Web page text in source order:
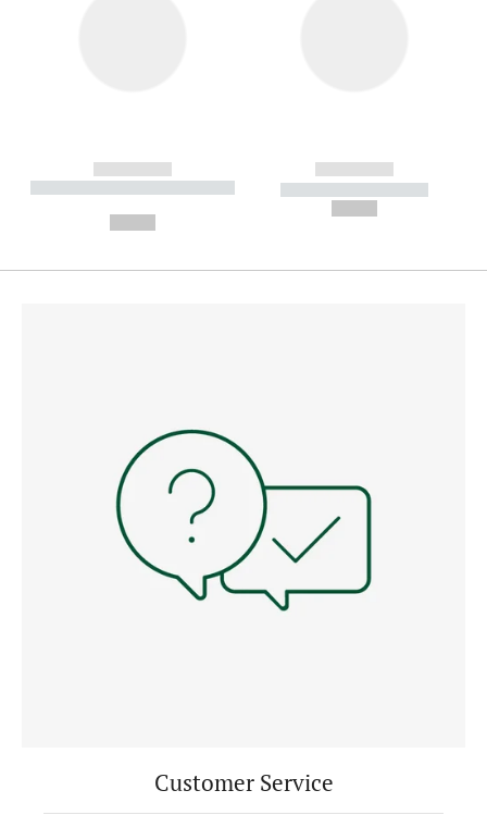
------------
----------- ----------- --------
------------
----------- -----------
Customer Service